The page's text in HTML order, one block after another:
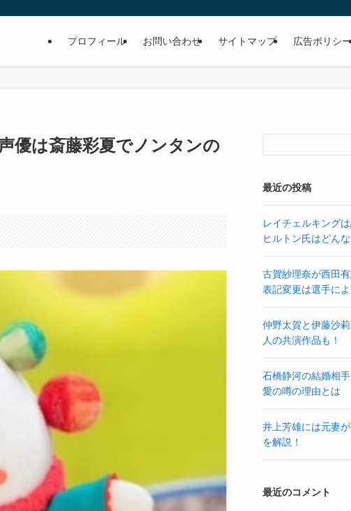
プロフィール お問い合わせ サイトマップ 広告ポリシー
優は斎藤彩夏でノンタンの
最近の投稿
レイチェルキング
ヒルトン氏はどん
古賀紗理奈が西田
表記変更は選手によ
仲野太賀と伊藤沙
人の共演作品も！
石橋静河の結婚相
愛の噂の理由とは
井上芳雄には元妻
を解説！
最近のコメント